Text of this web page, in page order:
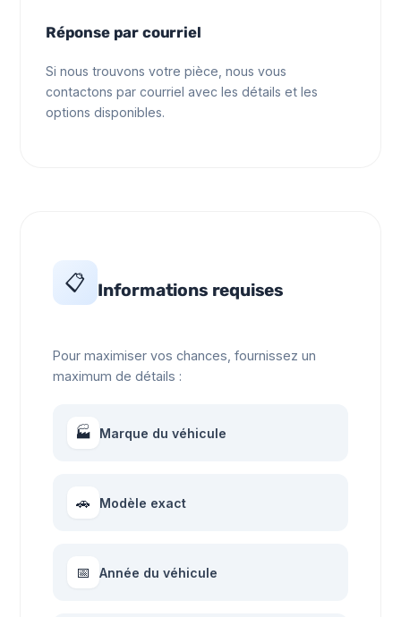
Réponse par courriel
Si nous trouvons votre pièce, nous vous
contactons par courriel avec les détails et les
options disponibles.
📋 Informations requises
Pour maximiser vos chances, fournissez un
maximum de détails :
🏭 Marque du véhicule
🚗 Modèle exact
📅 Année du véhicule